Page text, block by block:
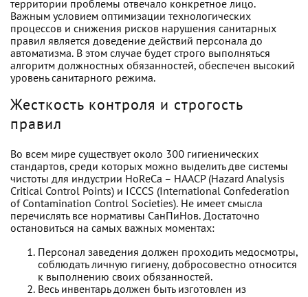
территории проблемы отвечало конкретное лицо.
Важным условием оптимизации технологических
процессов и снижения рисков нарушения санитарных
правил является доведение действий персонала до
автоматизма. В этом случае будет строго выполняться
алгоритм должностных обязанностей, обеспечен высокий
уровень санитарного режима.
Жесткость контроля и строгость
правил
Во всем мире существует около 300 гигиенических
стандартов, среди которых можно выделить две системы
чистоты для индустрии HoReCa – HAACP (Hazard Analysis
Critical Control Points) и ICCCS (International Confederation
of Contamination Control Societies). Не имеет смысла
перечислять все нормативы СанПиНов. Достаточно
остановиться на самых важных моментах:
Персонал заведения должен проходить медосмотры,
соблюдать личную гигиену, добросовестно относится
к выполнению своих обязанностей.
Весь инвентарь должен быть изготовлен из